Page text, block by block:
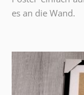
es an die Wand.